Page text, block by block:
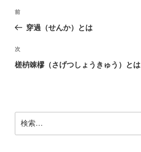
投
ビ
ゲ
ン
前
の
稿
前
穿過（せんか）とは
次
の
次
槎枿竦樛（さげつしょうきゅう）とは
索: